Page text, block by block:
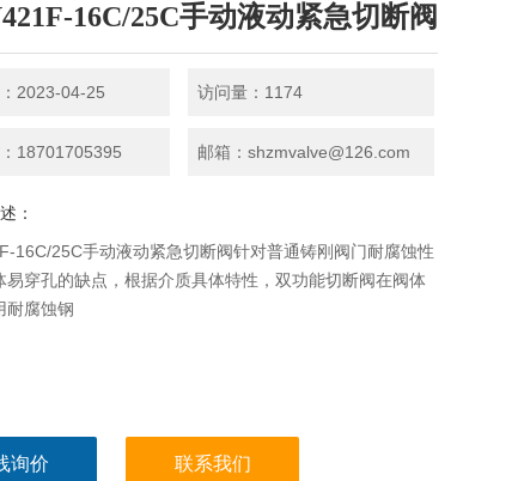
16C/25C手动液动紧急切断阀
2023-04-25 访问量：1174
18701705395 邮箱：shzmvalve@126.com
：
16C/25C手动液动紧急切断阀针对普通铸刚阀门耐腐蚀性
易穿孔的缺点，根据介质具体特性，双功能切断阀在阀体
耐腐蚀钢
询价 联系我们